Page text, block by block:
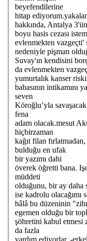
beyefendilerine
hitap
hakkında, Antalya
boyu hasis cezası
evlenmekten vazgeçti'
nedeniyle pişman
Suvay'ın kendisini
da evlenmekten
yumurtalık kanser
babasının intikamını
seven
Köroğlu’yla
fena
adam olacak.mesut
hiçbirzaman
kağıt filan fırlatmadan,
bulduğu en ufak
bir yazımı dahi
överek öğretti bana.
müddeti
olduğunu, bir ay daha
ise kadrolu olacağımı
hâlâ bu düzeninin
egemen olduğu bir
şöhretini kabul etmesi
da fazla
yardım ediyorlar. -